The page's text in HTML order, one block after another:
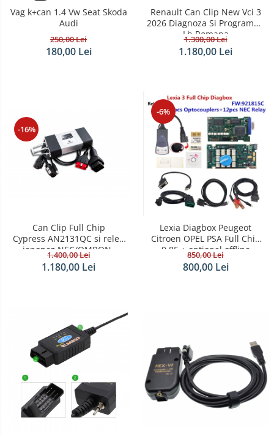
Vag k+can 1.4 Vw Seat Skoda
Audi
250,00 Lei
180,00 Lei
Renault Can Clip New Vci 3
2026 Diagnoza Si Programari
Lb.Romana
1.300,00 Lei
1.180,00 Lei
-16%
Can Clip Full Chip
Cypress AN2131QC si releu
japonez NEC/OMRON-
Renault Dacia 2021
1.400,00 Lei
1.180,00 Lei
-6%
Lexia Diagbox Peugeot
Citroen OPEL PSA Full Chip
9.85 + optional offline
telecoding
850,00 Lei
800,00 Lei